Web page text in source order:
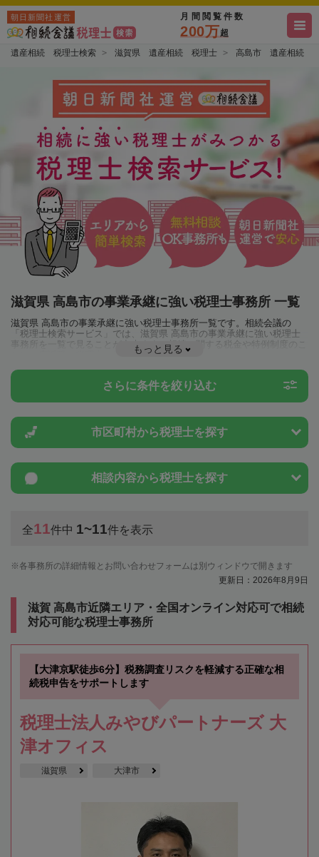
朝日新聞社運営 月間閲覧件数
200万超
遺産相続 税理士検索 滋賀県 遺産相続 税理士 高島市 遺産相続
滋賀県 高島市の事業承継に強い税理士事務所 一覧
滋賀県 高島市の事業承継に強い税理士事務所一覧です。相続会議の
「税理士検索サービス」では、滋賀県 高島市の事業承継に強い税理士
事務所を一覧で見ることが出来ます。相続に関する税金や特例制度のこ
とは一度近隣の税理士に相談してみましょう。
もっと見る
さらに条件を絞り込む
市区町村から税理士を探す
相談内容から税理士を探す
全11件中 1~11件を表示
各事務所の詳細情報とお問い合わせフォームは別ウィンドウで開きます
更新日：2026年8月9日
滋賀 高島市近隣エリア・全国オンライン対応可で相続
対応可能な税理士事務所
【大津京駅徒歩6分】税務調査リスクを軽減する正確な相
続税申告をサポートします
税理士法人みやびパートナーズ 大
津オフィス
滋賀県 大津市